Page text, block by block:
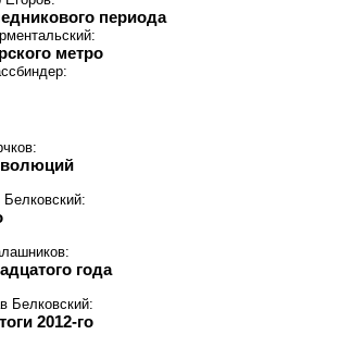
периода
:
метро
:
:
:
:
года
Белковский:
2012-го